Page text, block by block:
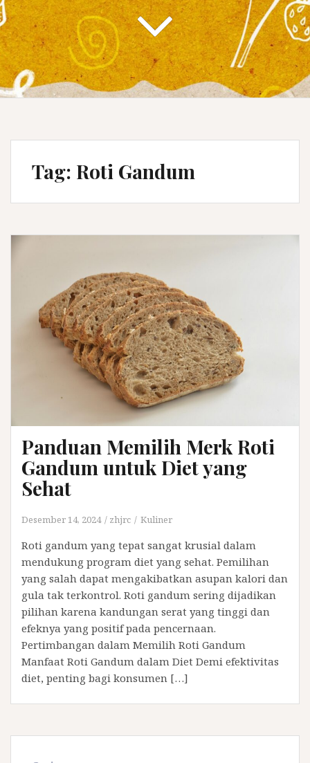
Tag: Roti Gandum
Panduan Memilih Merk Roti
Gandum untuk Diet yang
Sehat
Desember 14, 2024 zhjrc Kuliner
Roti gandum yang tepat sangat krusial dalam
mendukung program diet yang sehat. Pemilihan
yang salah dapat mengakibatkan asupan kalori dan
gula tak terkontrol. Roti gandum sering dijadikan
pilihan karena kandungan serat yang tinggi dan
efeknya yang positif pada pencernaan.
Pertimbangan dalam Memilih Roti Gandum
Manfaat Roti Gandum dalam Diet Demi efektivitas
diet, penting bagi konsumen […]